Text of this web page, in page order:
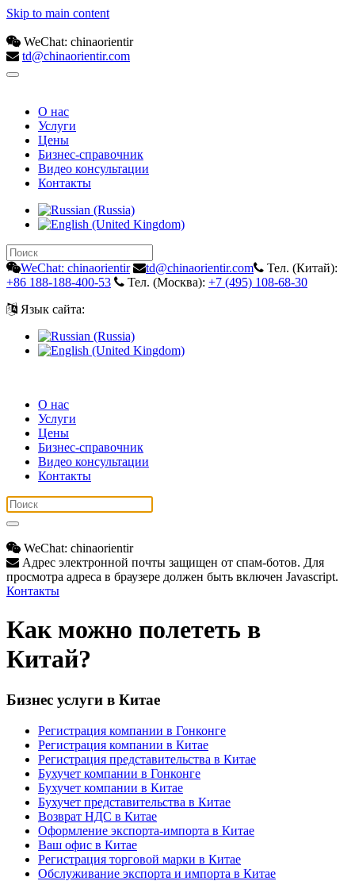
Skip to main content
WeChat: chinaorientir
td@chinaorientir.com
О нас
Услуги
Цены
Бизнес-справочник
Видео консультации
Контакты
WeChat: chinaorientir td@chinaorientir.com
Тел. (Китай):
+86 188-188-400-53
Тел. (Москва): +7 (495) 108-68-30
Язык сайта:
О нас
Услуги
Цены
Бизнес-справочник
Видео консультации
Контакты
WeChat: chinaorientir
Адрес электронной почты защищен от спам-ботов. Для
просмотра адреса в браузере должен быть включен Javascript.
Контакты
Как можно полететь в
Китай?
Бизнес услуги в Китае
Регистрация компании в Гонконге
Регистрация компании в Китае
Регистрация представительства в Китае
Бухучет компании в Гонконге
Бухучет компании в Китае
Бухучет представительства в Китае
Возврат НДС в Китае
Оформление экспорта-импорта в Китае
Ваш офис в Китае
Регистрация торговой марки в Китае
Обслуживание экспорта и импорта в Китае